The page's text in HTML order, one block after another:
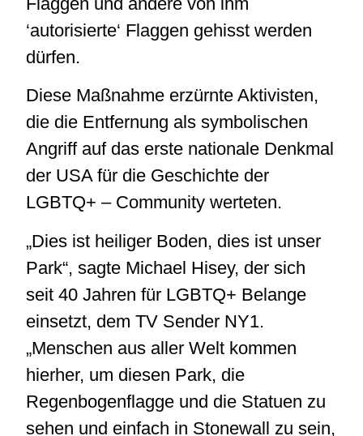
‘autorisierte‘ Flaggen gehisst werden
dürfen.
Diese Maßnahme erzürnte Aktivisten,
die die Entfernung als symbolischen
Angriff auf das erste nationale Denkmal
der USA für die Geschichte der
LGBTQ+ – Community werteten.
„Dies ist heiliger Boden, dies ist unser
Park“, sagte Michael Hisey, der sich
seit 40 Jahren für LGBTQ+ Belange
einsetzt, dem TV Sender NY1.
„Menschen aus aller Welt kommen
hierher, um diesen Park, die
Regenbogenflagge und die Statuen zu
sehen und einfach in Stonewall zu sein,